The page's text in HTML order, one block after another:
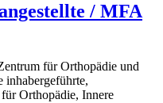
/ MFA
für Orthopädie und
inhabergeführte,
Orthopädie, Innere